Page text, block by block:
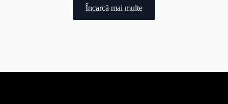
Încarcă mai multe